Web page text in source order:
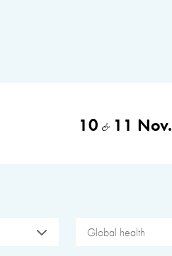
10 &11 Nov.
Global health